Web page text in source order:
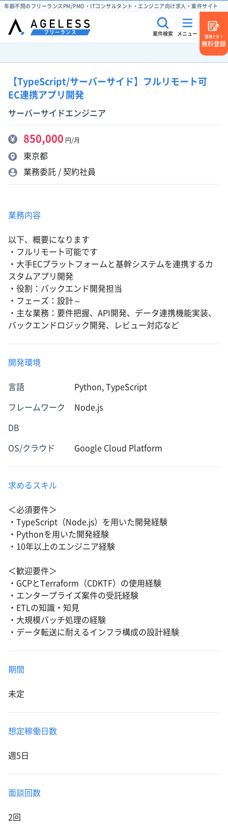
年齢不問のフリーランスPM/PMO・ITコンサルタント・エンジニア向け求人・案件サイト
案件検索 メニュー
簡単1分！
無料登録
【TypeScript/サーバーサイド】フルリモート可
EC連携アプリ開発
サーバーサイドエンジニア
850,000 円/月
東京都
業務委託 / 契約社員
業務内容
以下、概要になります
・フルリモート可能です
・大手ECプラットフォームと基幹システムを連携するカ
スタムアプリ開発
・役割：バックエンド開発担当
・フェーズ：設計～
・主な業務：要件把握、API開発、データ連携機能実装、
バックエンドロジック開発、レビュー対応など
開発環境
言語 Python, TypeScript
フレームワーク Node.js
DB
OS/クラウド Google Cloud Platform
求めるスキル
＜必須要件＞
・TypeScript（Node.js）を用いた開発経験
・Pythonを用いた開発経験
・10年以上のエンジニア経験
＜歓迎要件＞
・GCPとTerraform（CDKTF）の使用経験
・エンタープライズ案件の受託経験
・ETLの知識・知見
・大規模バッチ処理の経験
・データ転送に耐えるインフラ構成の設計経験
期間
未定
想定稼働日数
週5日
面談回数
2回